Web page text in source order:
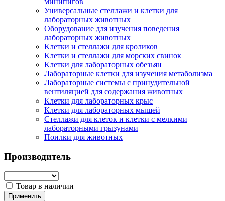
Универсальные стеллажи и клетки для
лабораторных животных
Оборудование для изучения поведения
лабораторных животных
Клетки и стеллажи для кроликов
Клетки и стеллажи для морских свинок
Клетки для лабораторных обезьян
Лабораторные клетки для изучения метаболизма
Лабораторные системы с принудительной
вентиляцией для содержания животных
Клетки для лабораторных крыс
Клетки для лабораторных мышей
Стеллажи для клеток и клетки с мелкими
лабораторными грызунами
Поилки для животных
Производитель
Товар в наличии
Применить